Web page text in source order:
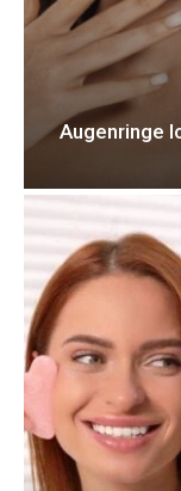
Augenringe